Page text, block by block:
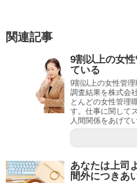
関連記事
9割以上の女
ている
9割以上の女性管
調査結果を株式会
とんどの女性管理
す。仕事に関して
人間関係をあげて
あなたは上司
間外につきあ